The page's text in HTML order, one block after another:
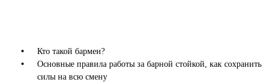
Кто такой бармен?
Основные правила работы за барной стойкой, как сохранить
силы на всю смену